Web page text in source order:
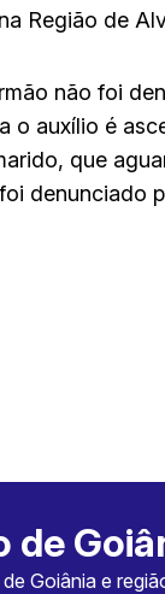
Região de
não foi
o auxílio é
que
denunciado
de
Goiânia e